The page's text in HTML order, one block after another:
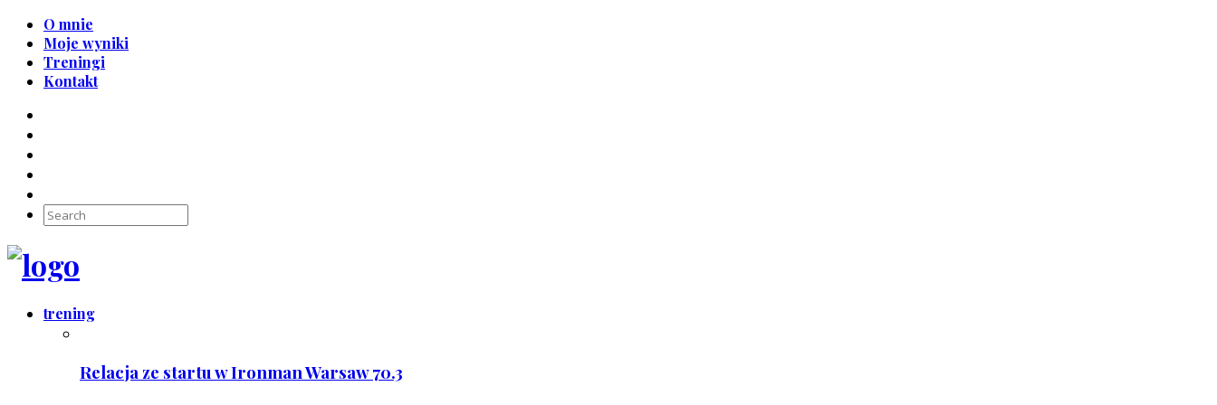
O mnie
Moje wyniki
Treningi
Kontakt
trening
Relacja ze startu w Ironman Warsaw 70.3